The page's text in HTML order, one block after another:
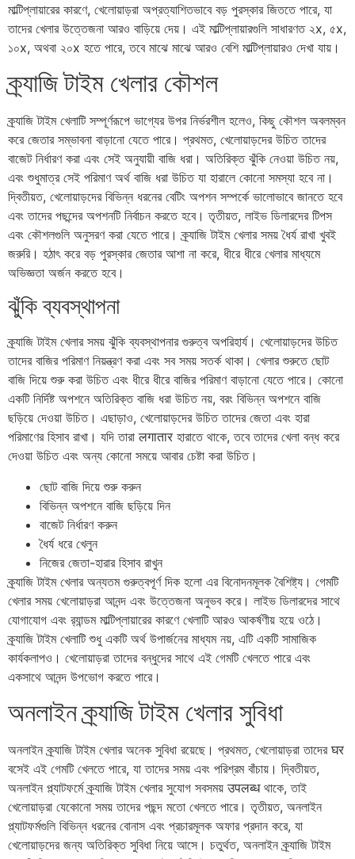
মাল্টিপ্লায়ারের কারণে, খেলোয়াড়রা অপ্রত্যাশিতভাবে বড় পুরস্কার জিততে পারে, যা
তাদের খেলার উত্তেজনা আরও বাড়িয়ে দেয়। এই মাল্টিপ্লায়ারগুলি সাধারণত ২x, ৫x,
১০x, অথবা ২০x হতে পারে, তবে মাঝে মাঝে আরও বেশি মাল্টিপ্লায়ারও দেখা যায়।
ক্র্যাজি টাইম খেলার কৌশল
ক্র্যাজি টাইম খেলাটি সম্পূর্ণরূপে ভাগ্যের উপর নির্ভরশীল হলেও, কিছু কৌশল অবলম্বন
করে জেতার সম্ভাবনা বাড়ানো যেতে পারে। প্রথমত, খেলোয়াড়দের উচিত তাদের
বাজেট নির্ধারণ করা এবং সেই অনুযায়ী বাজি ধরা। অতিরিক্ত ঝুঁকি নেওয়া উচিত নয়,
এবং শুধুমাত্র সেই পরিমাণ অর্থ বাজি ধরা উচিত যা হারালে কোনো সমস্যা হবে না।
দ্বিতীয়ত, খেলোয়াড়দের বিভিন্ন ধরনের বেটিং অপশন সম্পর্কে ভালোভাবে জানতে হবে
এবং তাদের পছন্দের অপশনটি নির্বাচন করতে হবে। তৃতীয়ত, লাইভ ডিলারদের টিপস
এবং কৌশলগুলি অনুসরণ করা যেতে পারে। ক্র্যাজি টাইম খেলার সময় ধৈর্য রাখা খুবই
জরুরি। হঠাৎ করে বড় পুরস্কার জেতার আশা না করে, ধীরে ধীরে খেলার মাধ্যমে
অভিজ্ঞতা অর্জন করতে হবে।
ঝুঁকি ব্যবস্থাপনা
ক্র্যাজি টাইম খেলার সময় ঝুঁকি ব্যবস্থাপনার গুরুত্ব অপরিহার্য। খেলোয়াড়দের উচিত
তাদের বাজির পরিমাণ নিয়ন্ত্রণ করা এবং সব সময় সতর্ক থাকা। খেলার শুরুতে ছোট
বাজি দিয়ে শুরু করা উচিত এবং ধীরে ধীরে বাজির পরিমাণ বাড়ানো যেতে পারে। কোনো
একটি নির্দিষ্ট অপশনে অতিরিক্ত বাজি ধরা উচিত নয়, বরং বিভিন্ন অপশনে বাজি
ছড়িয়ে দেওয়া উচিত। এছাড়াও, খেলোয়াড়দের উচিত তাদের জেতা এবং হারা
পরিমাণের হিসাব রাখা। যদি তারা लगातार হারাতে থাকে, তবে তাদের খেলা বন্ধ করে
দেওয়া উচিত এবং অন্য কোনো সময়ে আবার চেষ্টা করা উচিত।
ছোট বাজি দিয়ে শুরু করুন
বিভিন্ন অপশনে বাজি ছড়িয়ে দিন
বাজেট নির্ধারণ করুন
ধৈর্য ধরে খেলুন
নিজের জেতা-হারার হিসাব রাখুন
ক্র্যাজি টাইম খেলার অন্যতম গুরুত্বপূর্ণ দিক হলো এর বিনোদনমূলক বৈশিষ্ট্য। গেমটি
খেলার সময় খেলোয়াড়রা আনন্দ এবং উত্তেজনা অনুভব করে। লাইভ ডিলারদের সাথে
যোগাযোগ এবং র‍্যান্ডম মাল্টিপ্লায়ারের কারণে খেলাটি আরও আকর্ষণীয় হয়ে ওঠে।
ক্র্যাজি টাইম খেলাটি শুধু একটি অর্থ উপার্জনের মাধ্যম নয়, এটি একটি সামাজিক
কার্যকলাপও। খেলোয়াড়রা তাদের বন্ধুদের সাথে এই গেমটি খেলতে পারে এবং
একসাথে আনন্দ উপভোগ করতে পারে।
অনলাইন ক্র্যাজি টাইম খেলার সুবিধা
অনলাইন ক্র্যাজি টাইম খেলার অনেক সুবিধা রয়েছে। প্রথমত, খেলোয়াড়রা তাদের घर
বসেই এই গেমটি খেলতে পারে, যা তাদের সময় এবং পরিশ্রম বাঁচায়। দ্বিতীয়ত,
অনলাইন প্ল্যাটফর্মে ক্র্যাজি টাইম খেলার সুযোগ সবসময় उपलब्ध থাকে, তাই
খেলোয়াড়রা যেকোনো সময় তাদের পছন্দ মতো খেলতে পারে। তৃতীয়ত, অনলাইন
প্ল্যাটফর্মগুলি বিভিন্ন ধরনের বোনাস এবং প্রচারমূলক অফার প্রদান করে, যা
খেলোয়াড়দের জন্য অতিরিক্ত সুবিধা নিয়ে আসে। চতুর্থত, অনলাইন ক্র্যাজি টাইম